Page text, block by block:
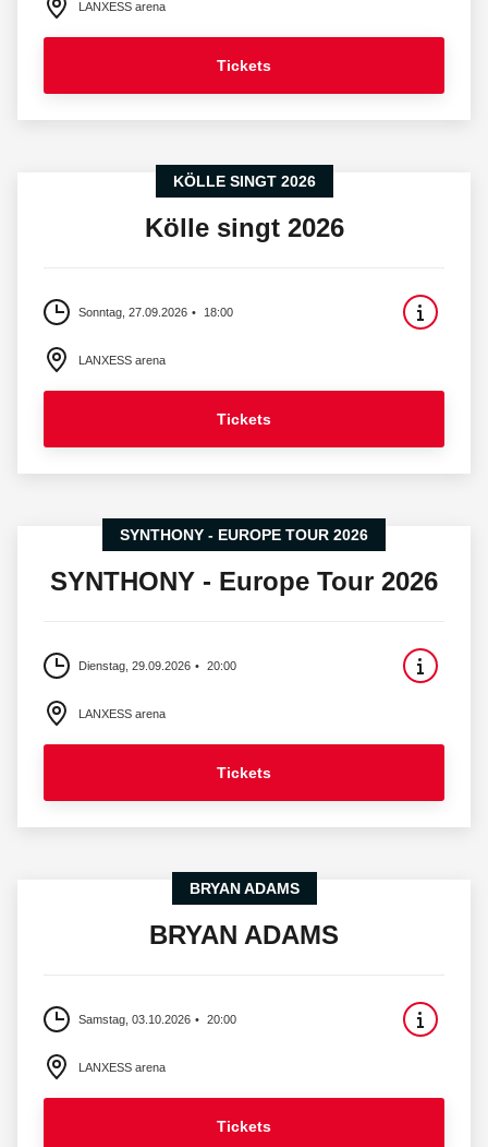
LANXESS arena
Tickets
KÖLLE SINGT 2026
Kölle singt 2026
Sonntag, 27.09.2026 18:00
LANXESS arena
Tickets
SYNTHONY - EUROPE TOUR 2026
SYNTHONY - Europe Tour 2026
Dienstag, 29.09.2026 20:00
LANXESS arena
Tickets
BRYAN ADAMS
BRYAN ADAMS
Samstag, 03.10.2026 20:00
LANXESS arena
Tickets